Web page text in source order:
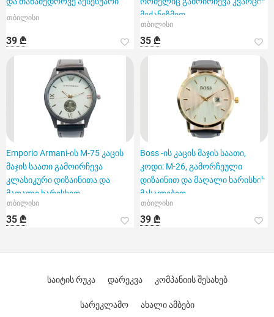
თბილისი
39 ₾
მექანიზმით
თბილისი
35 ₾
Emporio Armani-ის M-75 კაცის
მაჯის საათი გამოირჩევა
კლასიკური დიზაინითა და
მაღალი ხარისხით
თბილისი
35 ₾
Boss -ის კაცის მაჯის საათი,
კოდი: M-26, გამორჩეული
დიზაინით და მაღალი ხარისხის
მასალებით.
თბილისი
39 ₾
საიტის რუკა დარეკვა კომპანიის შესახებ
სარეკლამო ახალი ამბები